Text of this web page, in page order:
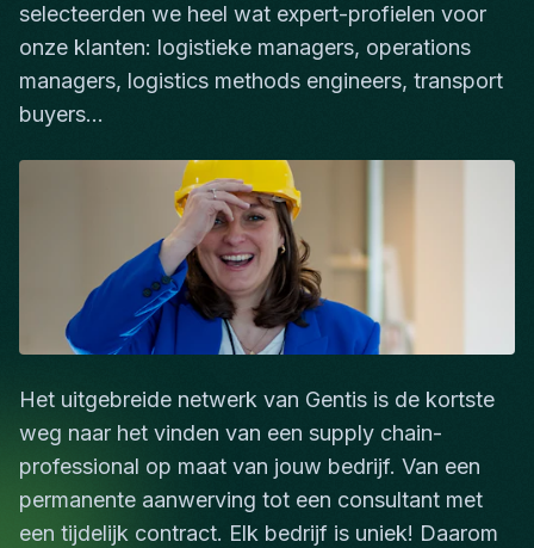
selecteerden we heel wat expert-profielen voor
onze klanten: logistieke managers, operations
managers, logistics methods engineers, transport
buyers…
Het uitgebreide netwerk van Gentis is de kortste
weg naar het vinden van een supply chain-
professional op maat van jouw bedrijf. Van een
permanente aanwerving tot een consultant met
een tijdelijk contract. Elk bedrijf is uniek! Daarom